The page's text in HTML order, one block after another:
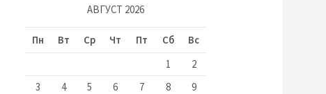
АВГУСТ 2026
Пн Вт Ср Чт Пт Сб Вс
1
2
3
4 5 6 7 8
9